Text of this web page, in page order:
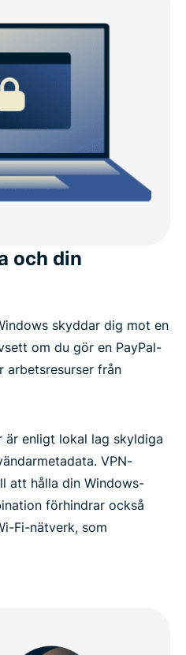
gratis PC VPN
på en Windows-enhet?
funktioner för Windows
datorer
Windows-datorer?
på din dator
för Windows
och din
skyddar dig mot en
om du gör en PayPal-
arbetsresurser från
är enligt lokal lag skyldiga
VPN-
att hålla din Windows-
förhindrar också
Fi-nätverk, som